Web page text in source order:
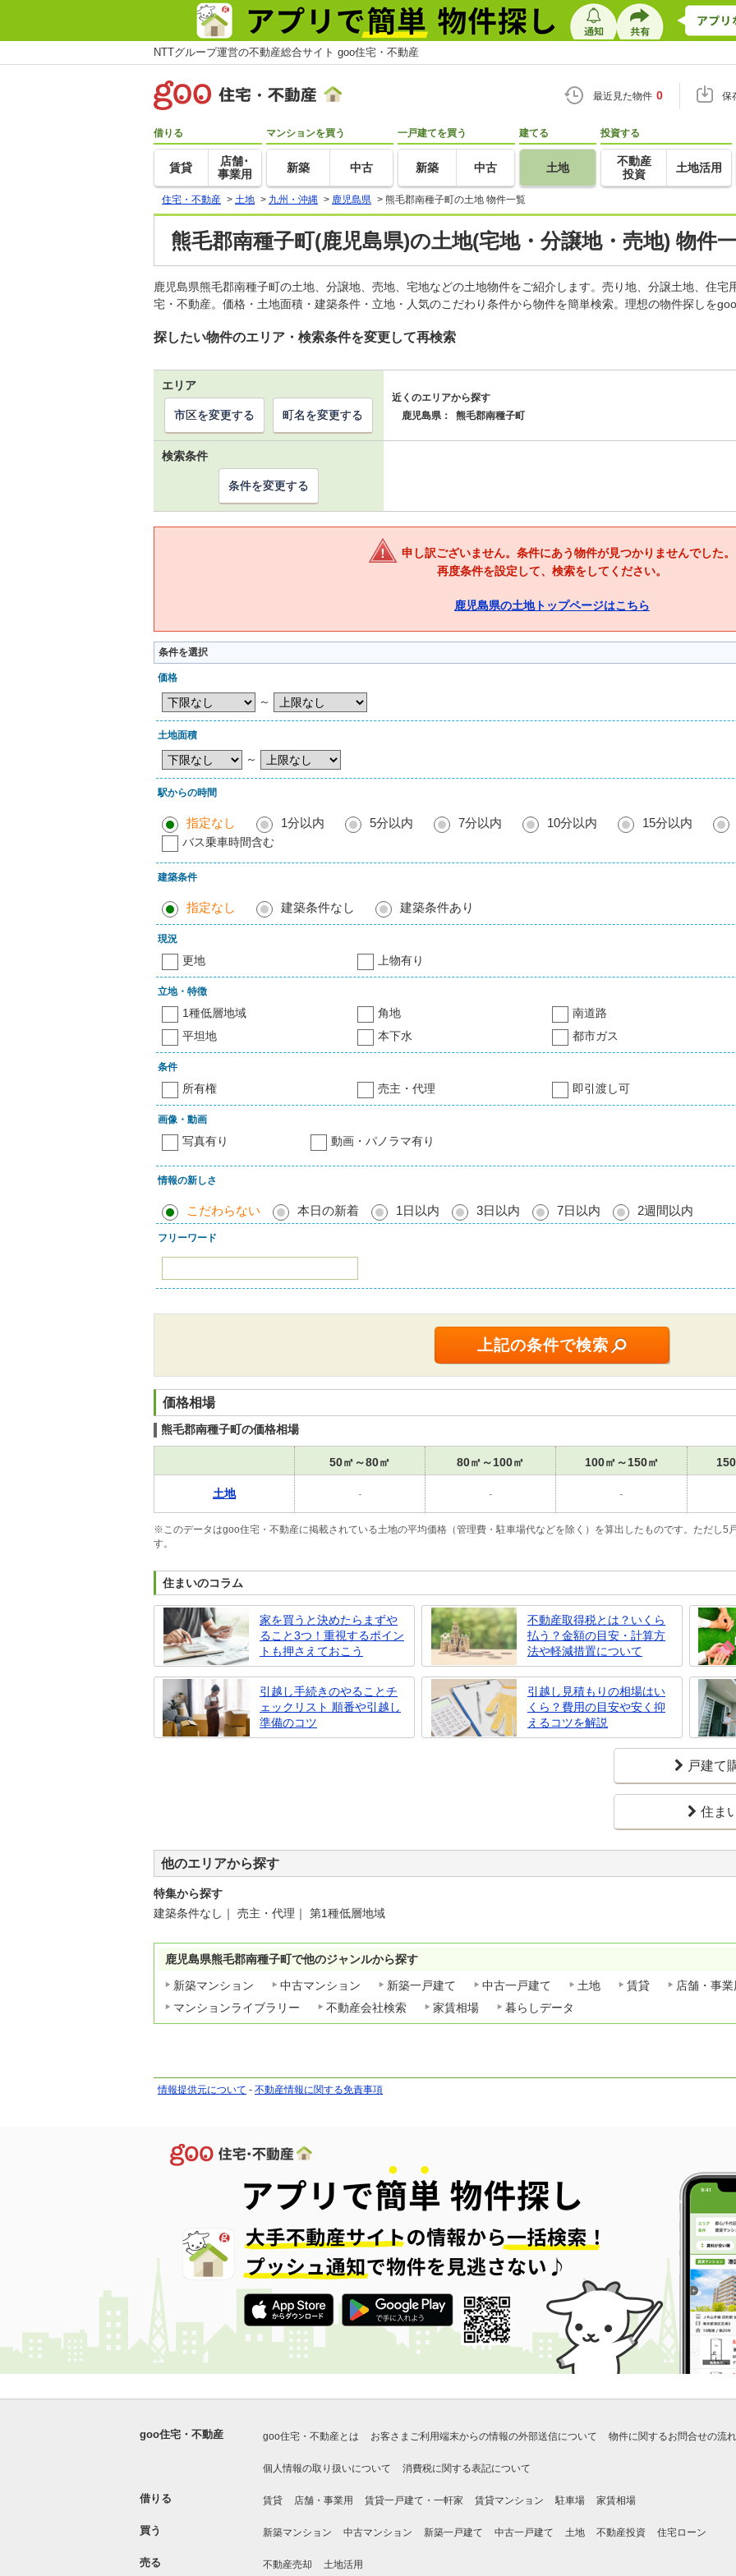
NTTグループ運営の不動産総合サイト goo住宅・不動産
最近見た物件 0 保
借りる
賃貸
店舗･
事業用
マンションを買う
新築 中古
一戸建てを買う
新築 中古
建てる
土地
投資する
不動産
投資
土地活用
住宅・不動産 > 土地 > 九州・沖縄 > 鹿児島県 > 熊毛郡南種子町の土地 物件一覧
熊毛郡南種子町(鹿児島県)の土地(宅地・分譲地・売地) 物件
鹿児島県熊毛郡南種子町の土地、分譲地、売地、宅地などの土地物件をご紹介します。売り地、分譲土地、住宅
宅・不動産。価格・土地面積・建築条件・立地・人気のこだわり条件から物件を簡単検索。理想の物件探しを
探したい物件のエリア・検索条件を変更して再検索
エリア
近くのエリアから探す
鹿児島県：
熊毛郡南種子町
市区を変更する 町名を変更する
検索条件
条件を変更する
申し訳ございません。条件にあう物件が見つかりませんでした。
再度条件を設定して、検索をしてください。
鹿児島県の土地トップページはこちら
条件を選択
価格
～
土地面積
～
駅からの時間
指定なし 1分以内 5分以内 7分以内 10分以内 15分以内
バス乗車時間含む
建築条件
指定なし 建築条件なし 建築条件あり
現況
更地 上物有り
立地・特徴
1種低層地域 角地 南道路
平坦地
本下水 都市ガス
条件
所有権 売主・代理 即引渡し可
画像・動画
写真有り 動画・パノラマ有り
情報の新しさ
こだわらない 本日の新着 1日以内 3日以内 7日以内 2週間以内
フリーワード
価格相場
熊毛郡南種子町の価格相場
50㎡～80㎡ 80㎡～100㎡ 100㎡～150㎡
土地 - - -
※このデータはgoo住宅・不動産に掲載されている土地の平均価格（管理費・駐車場代などを除く）を算出したものです。ただし5
す。
住まいのコラム
家を買うと決めたらまずや
ること3つ！重視するポイン
トも押さえておこう
不動産取得税とは？いくら
払う？金額の目安・計算方
法や軽減措置について
引越し手続きのやることチ
ェックリスト 順番や引越し
準備のコツ
引越し見積もりの相場はい
くら？費用の目安や安く抑
えるコツを解説
戸建て
住ま
他のエリアから探す
特集から探す
建築条件なし ｜ 売主・代理 ｜ 第1種低層地域
鹿児島県熊毛郡南種子町で他のジャンルから探す
新築マンション
中古マンション 新築一戸建て 中古一戸建て 土地 賃貸 店舗・事業
マンションライブラリー
不動産会社検索 家賃相場 暮らしデータ
情報提供元について - 不動産情報に関する免責事項
goo住宅・不動産 goo住宅・不動産とは お客さまご利用端末からの情報の外部送信について 物件に関するお問合せの流れ
個人情報の取り扱いについて 消費税に関する表記について
借りる 賃貸 店舗・事業用 賃貸一戸建て・一軒家 賃貸マンション 駐車場 家賃相場
買う 新築マンション 中古マンション 新築一戸建て 中古一戸建て 土地 不動産投資 住宅ローン
売る 不動産売却 土地活用